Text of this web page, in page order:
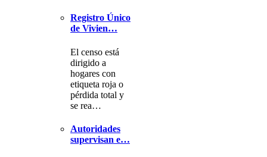
Registro Único
de Vivien…
El censo está
dirigido a
hogares con
etiqueta roja o
pérdida total y
se rea…
Autoridades
supervisan e…